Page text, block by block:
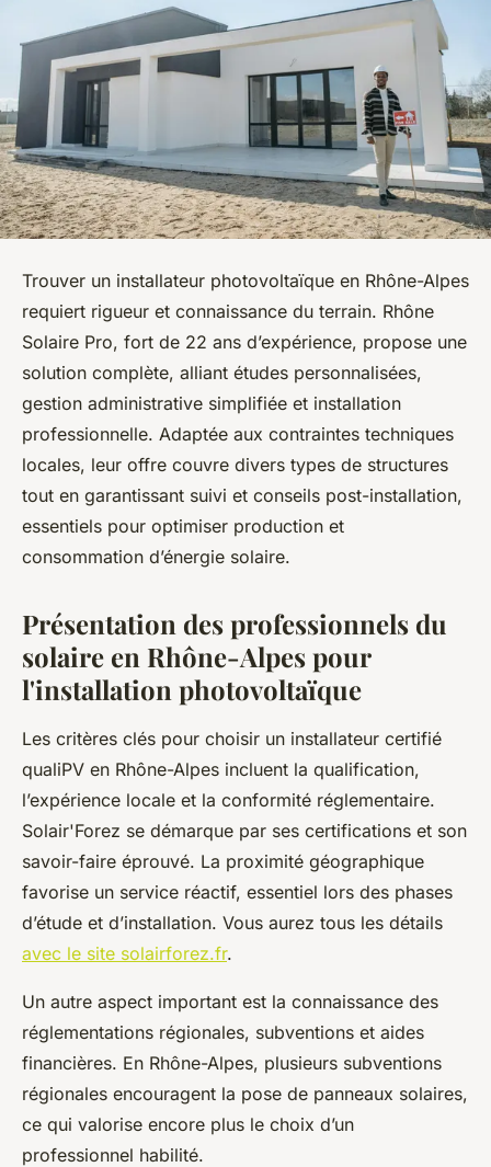
Trouver un installateur photovoltaïque en Rhône-Alpes
requiert rigueur et connaissance du terrain. Rhône
Solaire Pro, fort de 22 ans d’expérience, propose une
solution complète, alliant études personnalisées,
gestion administrative simplifiée et installation
professionnelle. Adaptée aux contraintes techniques
locales, leur offre couvre divers types de structures
tout en garantissant suivi et conseils post-installation,
essentiels pour optimiser production et
consommation d’énergie solaire.
Présentation des professionnels du
solaire en Rhône-Alpes pour
l'installation photovoltaïque
Les critères clés pour choisir un installateur certifié
qualiPV en Rhône-Alpes incluent la qualification,
l’expérience locale et la conformité réglementaire.
Solair'Forez se démarque par ses certifications et son
savoir-faire éprouvé. La proximité géographique
favorise un service réactif, essentiel lors des phases
d’étude et d’installation. Vous aurez tous les détails
avec le site solairforez.fr.
Un autre aspect important est la connaissance des
réglementations régionales, subventions et aides
financières. En Rhône-Alpes, plusieurs subventions
régionales encouragent la pose de panneaux solaires,
ce qui valorise encore plus le choix d’un
professionnel habilité.